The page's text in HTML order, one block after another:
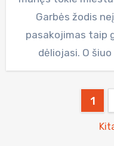
Garbės žodis
pasakojimas taip
dėliojasi. O
pagination
1